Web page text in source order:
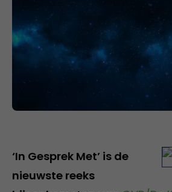
‘In Gesprek Met’ is de
nieuwste reeks